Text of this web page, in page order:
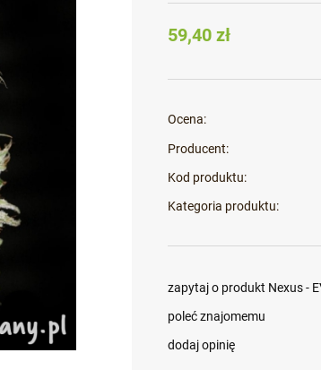
59,40 zł
Ocena:
Producent:
Kod produktu:
Kategoria produktu:
zapytaj o produkt Nexus -
poleć znajomemu
dodaj opinię